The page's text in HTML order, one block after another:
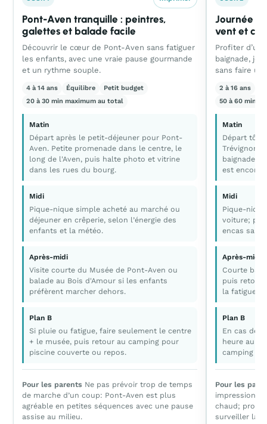
Pont-Aven tranquille : peintres,
galettes et balade facile
Découvrir le cœur de Pont-Aven sans fatiguer
les enfants, avec une vraie pause gourmande
et un rythme souple.
4 à 14 ans Équilibre
Petit budget
20 à 30 min maximum au total
Matin
Départ après le petit-déjeuner pour Pont-
Aven. Petite promenade dans le centre, le
long de l'Aven, puis halte photo et vitrine
dans les rues du bourg.
Midi
Pique-nique simple acheté au marché ou
déjeuner en crêperie, selon l’énergie des
enfants et la météo.
Après-midi
Visite courte du Musée de Pont-Aven ou
balade au Bois d'Amour si les enfants
préfèrent marcher dehors.
Plan B
Si pluie ou fatigue, faire seulement le centre
+ le musée, puis retour au camping pour
piscine couverte ou repos.
Pour les parents Ne pas prévoir trop de temps
de marche d’un coup: Pont-Aven est plus
agréable en petites séquences avec une pause
assise au milieu.
Journée
vent et
Profiter
baignade,
sans faire
2 à 16 ans
50 à 60 min
Matin
Départ tôt
Trévignon.
baignade
est encore
Midi
Pique-
voiture;
encas salés.
Après-midi
Courte
puis retour
la fatigue
Plan B
En cas de
heure au
camping
Pour les
impression
chaud;
surveiller la